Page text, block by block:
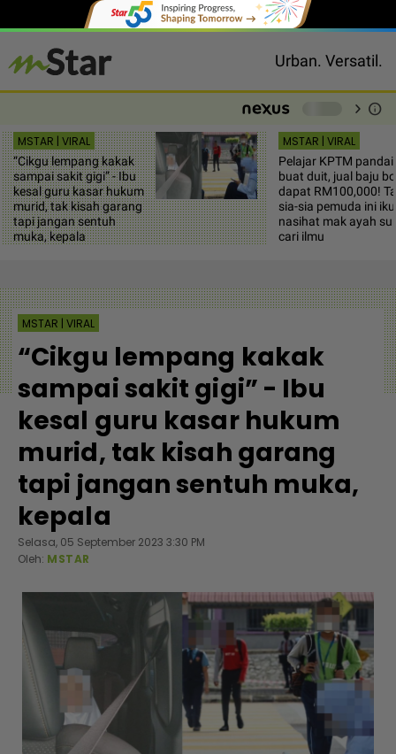
Urban. Versatil.
chevron_right info
MSTAR | VIRAL
“Cikgu lempang kakak
sampai sakit gigi” - Ibu
kesal guru kasar hukum
murid, tak kisah garang
tapi jangan sentuh
muka, kepala
MSTAR | VIRAL
Pelajar KPTM pandai
buat duit, jual baju
dapat RM100,000!
sia-sia pemuda ini
nasihat mak ayah
cari ilmu
MSTAR | VIRAL
“Cikgu lempang kakak
sampai sakit gigi” - Ibu
kesal guru kasar hukum
murid, tak kisah garang
tapi jangan sentuh muka,
kepala
Selasa, 05 September 2023 3:30 PM
Oleh: MSTAR